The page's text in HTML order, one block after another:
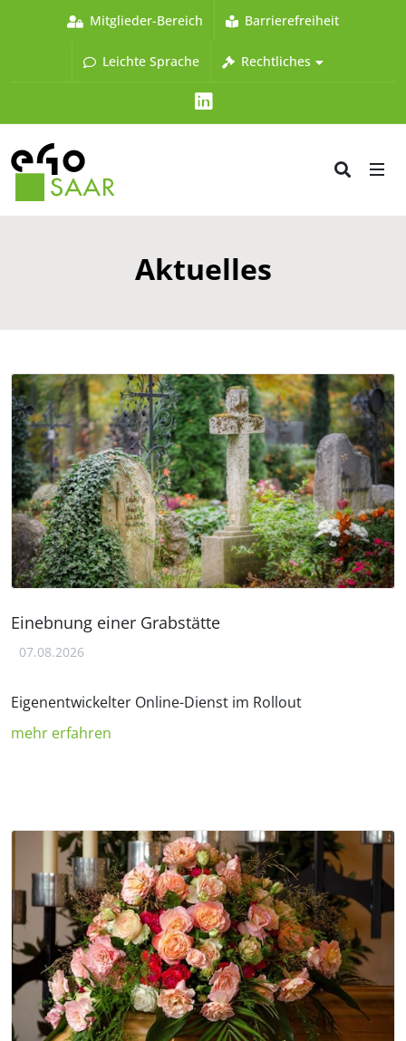
Mitglieder-Bereich Barrierefreiheit
Leichte Sprache Rechtliches
Aktuelles
Einebnung einer Grabstätte
07.08.2026
Eigenentwickelter Online-Dienst im Rollout
mehr erfahren